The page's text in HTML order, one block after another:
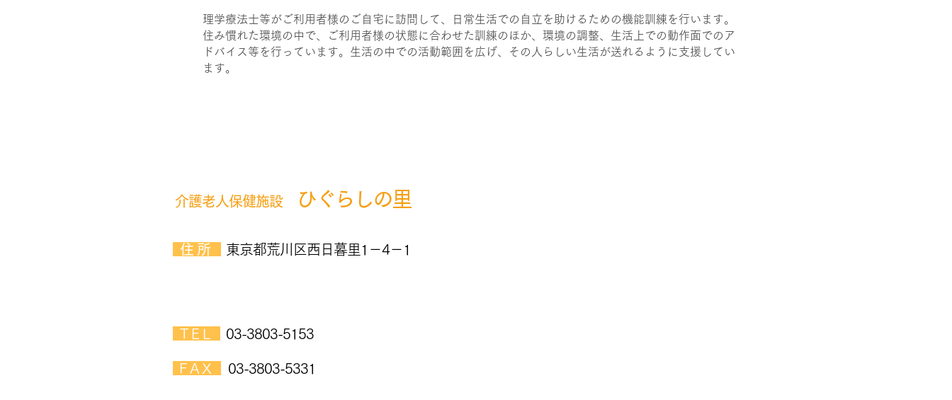
理学療法士等がご利用者様のご自宅に訪問して、日常生活での自立を助けるための機能訓練を行います。
住み慣れた環境の中で、ご利用者様の状態に合わせた訓練のほか、環境の調整、生活上での動作面でのア
ドバイス等を行っています。生活の中での活動範囲を広げ、その人らしい生活が送れるように支援してい
ます。
介護老人保健施設 ひぐらしの里
​ 住所 東京都荒川区西日暮里1－4－1
​ TEL 03-3803-5153
​ FAX 03-3803-5331